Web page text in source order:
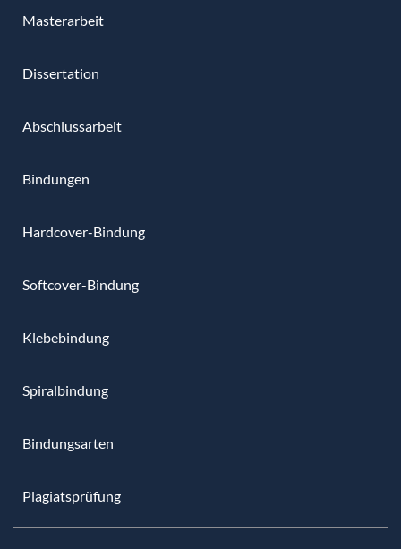
Masterarbeit
Dissertation
Abschlussarbeit
Bindungen
Hardcover-Bindung
Softcover-Bindung
Klebebindung
Spiralbindung
Bindungsarten
Plagiatsprüfung